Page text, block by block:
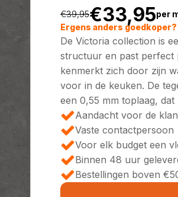
€39,95
prijs
was:
€39,95.
€33,95
Huidige
prijs
is:
€33,95.
per
Ergens anders
De Victoria collection is
structuur en past perfect
kenmerkt zich door zijn
voor in de keuken. De
een 0,55 mm toplaag,
Aandacht voor de
Vaste contactpersoon
Voor elk budget een
Binnen 48 uur
Bestellingen boven